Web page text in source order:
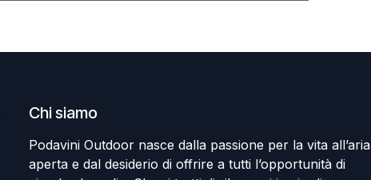
Chi siamo
Podavini Outdoor nasce dalla passione per la vita all’aria
aperta e dal desiderio di offrire a tutti l’opportunità di